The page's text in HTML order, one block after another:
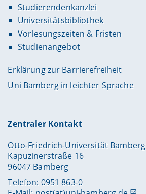
Studierendenkanzlei
Universitätsbibliothek
Vorlesungszeiten & Fristen
Studienangebot
Erklärung zur Barrierefreiheit
Uni Bamberg in leichter Sprache
Zentraler Kontakt
Otto-Friedrich-Universität Bamberg
Kapuzinerstraße 16
96047 Bamberg
Telefon: 0951 863-0